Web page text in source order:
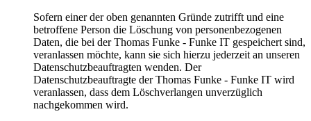
Sofern einer der oben genannten Gründe zutrifft und eine
betroffene Person die Löschung von personenbezogenen
Daten, die bei der Thomas Funke - Funke IT gespeichert sind,
veranlassen möchte, kann sie sich hierzu jederzeit an unseren
Datenschutzbeauftragten wenden. Der
Datenschutzbeauftragte der Thomas Funke - Funke IT wird
veranlassen, dass dem Löschverlangen unverzüglich
nachgekommen wird.